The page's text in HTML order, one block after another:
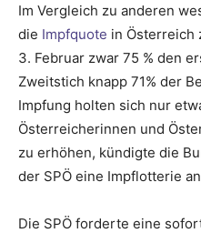
Im Vergleich zu anderen
die Impfquote in Österreich
3. Februar zwar 75 % den
Zweitstich knapp 71% der
Impfung holten sich nur
Österreicherinnen und
zu erhöhen, kündigte die
der SPÖ eine Impflotterie
Die SPÖ forderte eine